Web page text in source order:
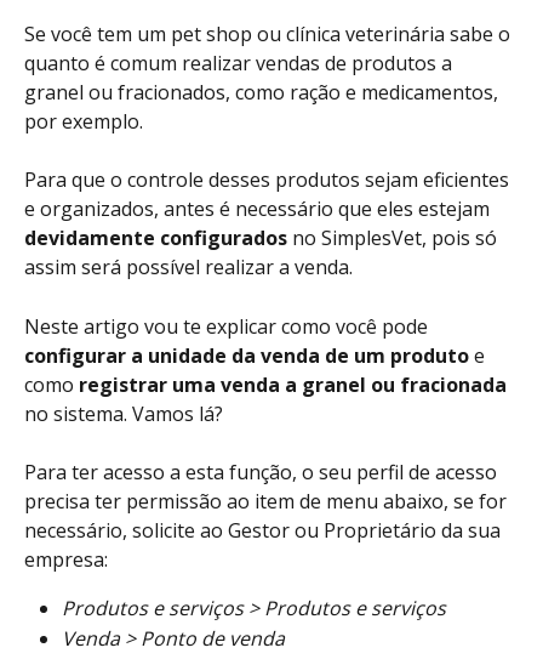
Se você tem um pet shop ou clínica veterinária sabe o
quanto é comum realizar vendas de produtos a
granel ou fracionados, como ração e medicamentos,
por exemplo.
Para que o controle desses produtos sejam eficientes
e organizados, antes é necessário que eles estejam
devidamente configurados no SimplesVet, pois só
assim será possível realizar a venda.
Neste artigo vou te explicar como você pode
configurar a unidade da venda de um produto e
como registrar uma venda a granel ou fracionada
no sistema. Vamos lá?
Para ter acesso a esta função, o seu perfil de acesso
precisa ter permissão ao item de menu abaixo, se for
necessário, solicite ao Gestor ou Proprietário da sua
empresa:
Produtos e serviços > Produtos e serviços
Venda > Ponto de venda